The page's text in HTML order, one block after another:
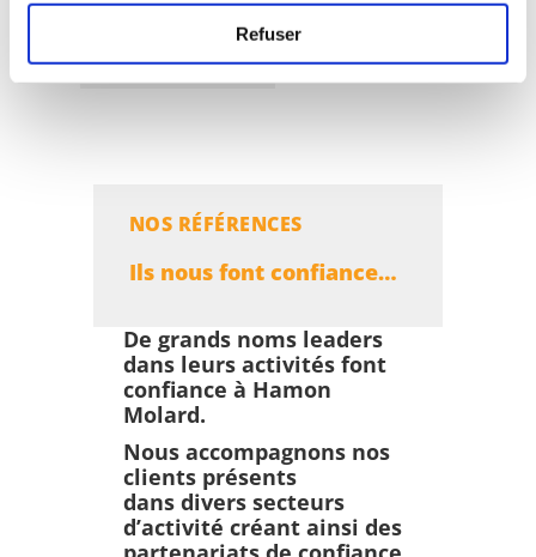
Refuser
PLUS D'INFOS
NOS RÉFÉRENCES
Ils nous font confiance…
De grands noms leaders
dans leurs activités font
confiance à Hamon
Molard.
Nous accompagnons nos
clients présents
dans divers secteurs
d’activité créant ainsi des